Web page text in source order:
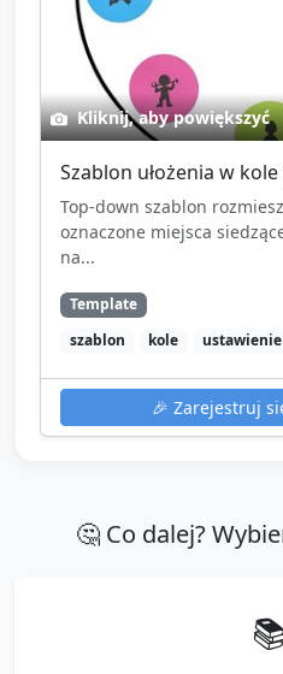
Kliknij, aby powiększyć
Szablon ułożenia w
Top-down szablon
oznaczone miejsca
na...
Template
szablon
kole ustawienie
🎉 Zarejestruj
🤔 Co dalej?